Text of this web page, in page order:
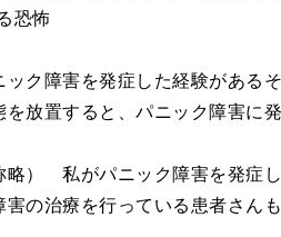
恐怖
ク障害を発症した経験がある
放置すると、パニック障害に
略） 私がパニック障害を発症
の治療を行っている患者さん